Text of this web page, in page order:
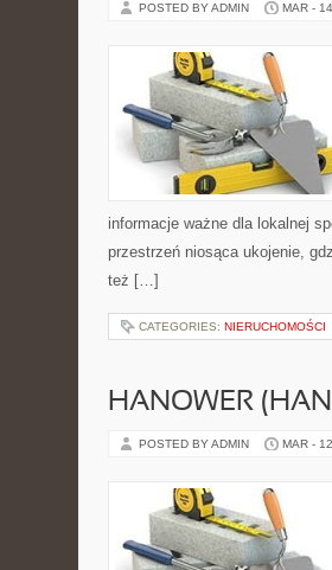
POSTED BY ADMIN MAR -
informacje ważne dla lokalnej
przestrzeń niosąca ukojenie,
też […]
CATEGORIES: NIERUCHOMOŚCI
HANOWER
POSTED BY ADMIN MAR -